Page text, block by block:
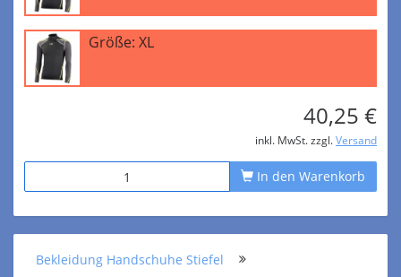
Größe: XL
40,25 €
inkl. MwSt. zzgl. Versand
In den Warenkorb
Bekleidung Handschuhe Stiefel